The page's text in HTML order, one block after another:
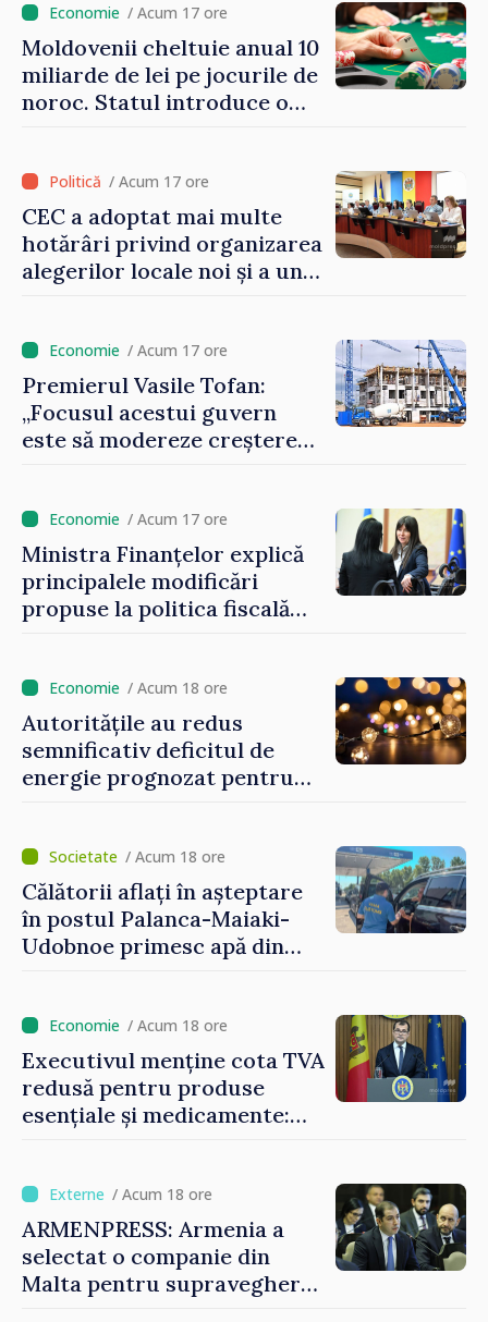
/ Acum 17 ore
Moldovenii cheltuie anual 10
miliarde de lei pe jocurile de
noroc. Statul introduce o
la buget / Acum 17 ore
CEC a adoptat mai multe
hotărâri privind organizarea
alegerilor locale noi și a unui
/ Acum 17 ore
Premierul Vasile Tofan:
„Focusul acestui guvern
este să modereze creșterea
/ Acum 17 ore
Ministra Finanțelor explică
principalele modificări
propuse la politica fiscală
/ Acum 18 ore
Autoritățile au redus
semnificativ deficitul de
energie prognozat pentru
/ Acum 18 ore
Călătorii aflați în așteptare
în postul Palanca-Maiaki-
Udobnoe primesc apă din
/ Acum 18 ore
Executivul menține cota TVA
redusă pentru produse
esențiale și medicamente:
bază al oamenilor”
/ Acum 18 ore
ARMENPRESS: Armenia a
selectat o companie din
Malta pentru supravegherea